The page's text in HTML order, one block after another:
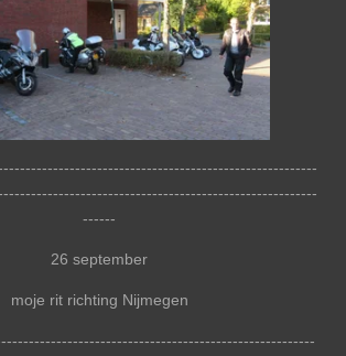
------
26 september
moje rit richting Nijmegen